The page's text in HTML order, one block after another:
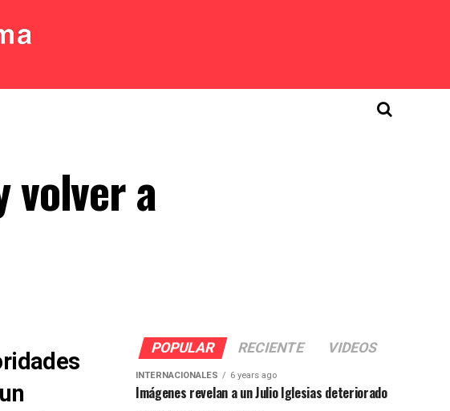
volver a
POPULAR RECIENTE VIDEOS
INTERNACIONALES 6 years ago
Imágenes revelan a un Julio Iglesias deteriorado